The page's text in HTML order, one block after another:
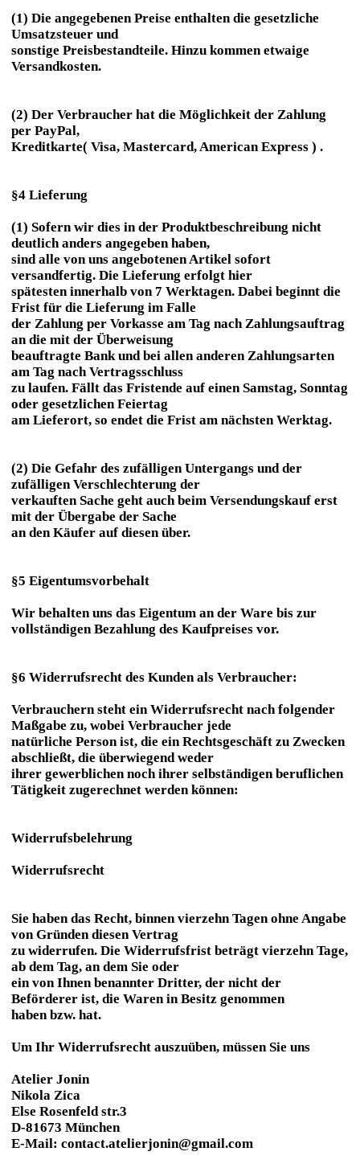
(1) Die angegebenen Preise enthalten die gesetzliche
Umsatzsteuer und
sonstige Preisbestandteile. Hinzu kommen etwaige
Versandkosten.
(2) Der Verbraucher hat die Möglichkeit der Zahlung
per PayPal,
Kreditkarte( Visa, Mastercard, American Express ) .
§4 Lieferung
(1) Sofern wir dies in der Produktbeschreibung nicht
deutlich anders angegeben haben,
sind alle von uns angebotenen Artikel sofort
versandfertig. Die Lieferung erfolgt hier
spätesten innerhalb von 7 Werktagen. Dabei beginnt die
Frist für die Lieferung im Falle
der Zahlung per Vorkasse am Tag nach Zahlungsauftrag
an die mit der Überweisung
beauftragte Bank und bei allen anderen Zahlungsarten
am Tag nach Vertragsschluss
zu laufen. Fällt das Fristende auf einen Samstag, Sonntag
oder gesetzlichen Feiertag
am Lieferort, so endet die Frist am nächsten Werktag.
(2) Die Gefahr des zufälligen Untergangs und der
zufälligen Verschlechterung der
verkauften Sache geht auch beim Versendungskauf erst
mit der Übergabe der Sache
an den Käufer auf diesen über.
§5 Eigentumsvorbehalt
Wir behalten uns das Eigentum an der Ware bis zur
vollständigen Bezahlung des Kaufpreises vor.
§6 Widerrufsrecht des Kunden als Verbraucher:
Verbrauchern steht ein Widerrufsrecht nach folgender
Maßgabe zu, wobei Verbraucher jede
natürliche Person ist, die ein Rechtsgeschäft zu Zwecken
abschließt, die überwiegend weder
ihrer gewerblichen noch ihrer selbständigen beruflichen
Tätigkeit zugerechnet werden können:
Widerrufsbelehrung
Widerrufsrecht
Sie haben das Recht, binnen vierzehn Tagen ohne Angabe
von Gründen diesen Vertrag
zu widerrufen. Die Widerrufsfrist beträgt vierzehn Tage,
ab dem Tag, an dem Sie oder
ein von Ihnen benannter Dritter, der nicht der
Beförderer ist, die Waren in Besitz genommen
haben bzw. hat.
Um Ihr Widerrufsrecht auszuüben, müssen Sie uns
Atelier Jonin
Nikola Zica
Else Rosenfeld str.3
D-81673 München
E-Mail: contact.atelierjonin@gmail.com